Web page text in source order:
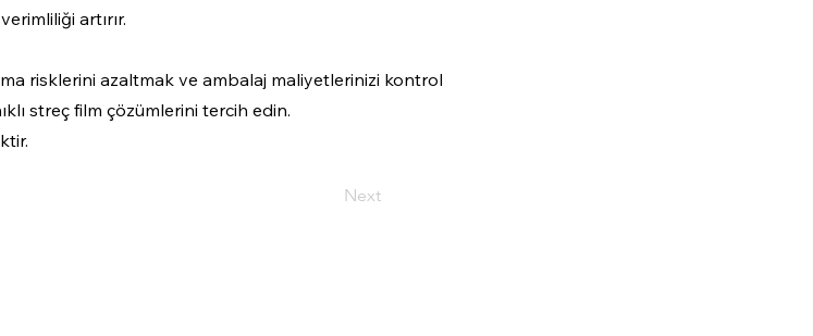
artırır.
risklerini azaltmak ve ambalaj maliyetlerinizi kontrol
streç film çözümlerini tercih edin.
Next